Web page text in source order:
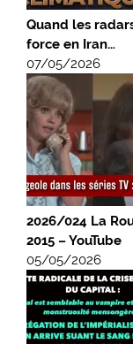
Quand les
force en Iran…
07/05/2026
2026/024 La
2015 – YouTube
05/05/2026